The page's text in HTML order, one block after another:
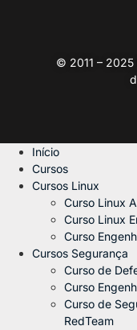
© 2011 – 2025
Início
Cursos
Cursos Linux
Curso Linux
Curso Linux
Curso
Cursos Segurança
Curso de
Curso
Curso de
RedTeam